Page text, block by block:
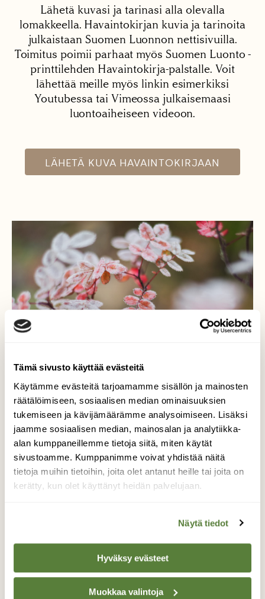
Tämä sivusto käyttää evästeitä
Käytämme evästeitä tarjoamamme sisällön ja mainosten
räätälöimiseen, sosiaalisen median ominaisuuksien
tukemiseen ja kävijämäärämme analysoimiseen. Lisäksi
jaamme sosiaalisen median, mainosalan ja analytiikka-
alan kumppaneillemme tietoja siitä, miten käytät
sivustoamme. Kumppanimme voivat yhdistää näitä
tietoja muihin tietoihin, joita olet antanut heille tai joita on
kerätty, kun olet käyttänyt heidän palvelujaan.
Näytä tiedot
Hyväksy evästeet
Muokkaa valintoja
Lähetä kuvasi ja tarinasi alla olevalla
lomakkeella. Havaintokirjan kuvia ja tarinoita
julkaistaan Suomen Luonnon nettisivuilla.
Toimitus poimii parhaat myös Suomen Luonto -
printtilehden Havaintokirja-palstalle. Voit
lähettää meille myös linkin esimerkiksi
Youtubessa tai Vimeossa julkaisemaasi
luontoaiheiseen videoon.
LÄHETÄ KUVA HAVAINTOKIRJAAN
Pakkasaamu
Lokakuisen pakkasaamun kauneutta.
Valokuvaaja: Fanny Tuominen, Lohja 30.10.2022
TAKAISIN LISTAAN